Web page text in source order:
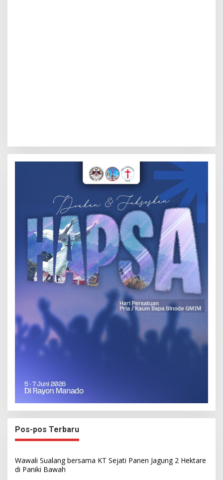
Pos-pos Terbaru
Wawali Sualang bersama KT Sejati Panen Jagung 2 Hektare
di Paniki Bawah